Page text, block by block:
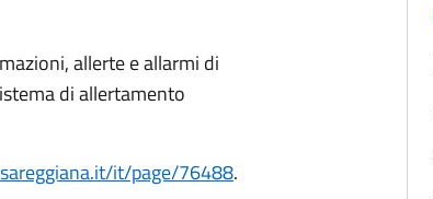
allerte e allarmi di
di allertamento
it/page/76488.